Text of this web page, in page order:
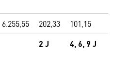
6.255,55 202,33 101,15
2 J 4, 6, 9 J